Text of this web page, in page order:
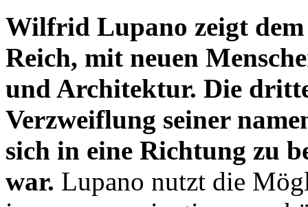
Wilfrid Lupano zeigt dem
Reich, mit neuen
und Architektur. Die
Verzweiflung seiner
sich in eine Richtung zu
war. Lupano nutzt die